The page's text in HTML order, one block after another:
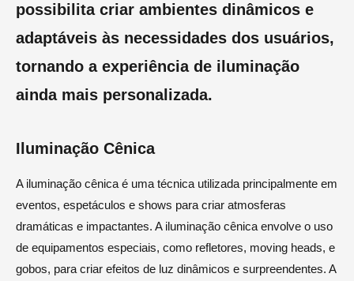
possibilita criar ambientes dinâmicos e
adaptáveis às necessidades dos usuários,
tornando a experiência de iluminação
ainda mais personalizada.
Iluminação Cênica
A iluminação cênica é uma técnica utilizada principalmente em
eventos, espetáculos e shows para criar atmosferas
dramáticas e impactantes. A iluminação cênica envolve o uso
de equipamentos especiais, como refletores, moving heads, e
gobos, para criar efeitos de luz dinâmicos e surpreendentes. A